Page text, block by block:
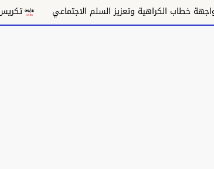
السلم الاجتماعي تكريس الاحتلال وتقويض السلام